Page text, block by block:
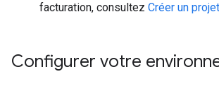
facturation, consultez Créer un
Configurer votre